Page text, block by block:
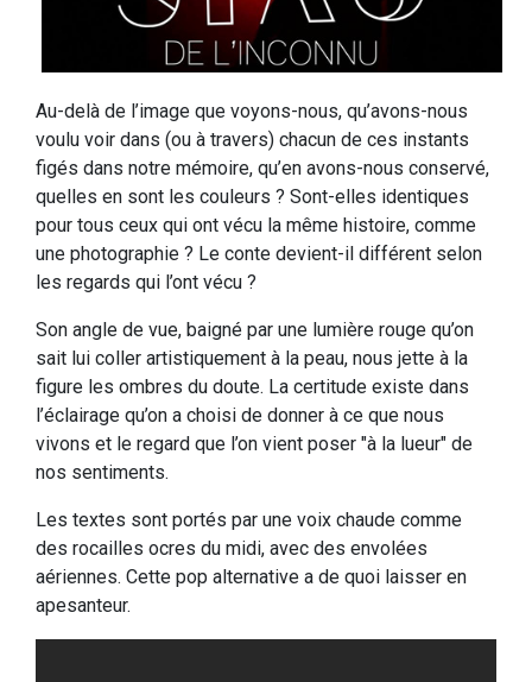
Au-delà de l’image que voyons-nous, qu’avons-nous
voulu voir dans (ou à travers) chacun de ces instants
figés dans notre mémoire, qu’en avons-nous conservé,
quelles en sont les couleurs ? Sont-elles identiques
pour tous ceux qui ont vécu la même histoire, comme
une photographie ? Le conte devient-il différent selon
les regards qui l’ont vécu ?
Son angle de vue, baigné par une lumière rouge qu’on
sait lui coller artistiquement à la peau, nous jette à la
figure les ombres du doute. La certitude existe dans
l’éclairage qu’on a choisi de donner à ce que nous
vivons et le regard que l’on vient poser "à la lueur" de
nos sentiments.
Les textes sont portés par une voix chaude comme
des rocailles ocres du midi, avec des envolées
aériennes. Cette pop alternative a de quoi laisser en
apesanteur.